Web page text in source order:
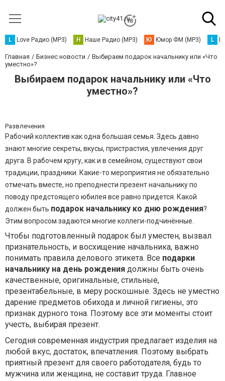
L Love Радио (MP3) Н Наше Радио (MP3) Ю Юмор ФМ (MP3) L
Главная Бизнес новости
Выбираем подарок начальнику или «Что
уместно»?
Выбираем подарок начальнику или «Что
уместно»?
Развлечения
Рабочий коллектив как одна большая семья. Здесь давно
знают многие секреты, вкусы, пристрастия, увлечения друг
друга. В рабочем кругу, как и в семейном, существуют свои
традиции, праздники. Какие-то мероприятия не обязательно
отмечать вместе, но преподнести презент начальнику по
поводу предстоящего юбилея все равно придется. Какой
должен быть подарок начальнику ко дню рождения?
Этим вопросом задаются многие коллеги-подчинённые.
Чтобы подготовленный подарок был уместен, вызвал
признательность, и восхищение начальника, важно
понимать правила делового этикета. Все подарки
начальнику на день рождения должны быть очень
качественные, оригинальные, стильные,
презентабельные, в меру роскошные. Здесь не уместно
дарение предметов обихода и личной гигиены, это
признак дурного тона. Поэтому все эти моменты стоит
учесть, выбирая презент.
Сегодня современная индустрия предлагает изделия на
любой вкус, достаток, впечатления. Поэтому выбрать
приятный презент для своего работодателя, будь то
мужчина или женщина, не составит труда. Главное